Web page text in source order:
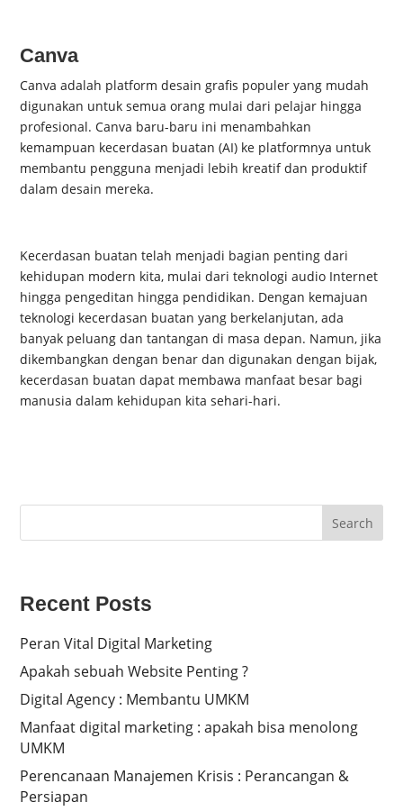
Canva
Canva adalah platform desain grafis populer yang mudah
digunakan untuk semua orang mulai dari pelajar hingga
profesional. Canva baru-baru ini menambahkan
kemampuan kecerdasan buatan (AI) ke platformnya untuk
membantu pengguna menjadi lebih kreatif dan produktif
dalam desain mereka.
Kecerdasan buatan telah menjadi bagian penting dari
kehidupan modern kita, mulai dari teknologi audio Internet
hingga pengeditan hingga pendidikan. Dengan kemajuan
teknologi kecerdasan buatan yang berkelanjutan, ada
banyak peluang dan tantangan di masa depan. Namun, jika
dikembangkan dengan benar dan digunakan dengan bijak,
kecerdasan buatan dapat membawa manfaat besar bagi
manusia dalam kehidupan kita sehari-hari.
Search
Recent Posts
Peran Vital Digital Marketing
Apakah sebuah Website Penting ?
Digital Agency : Membantu UMKM
Manfaat digital marketing : apakah bisa menolong
UMKM
Perencanaan Manajemen Krisis : Perancangan &
Persiapan